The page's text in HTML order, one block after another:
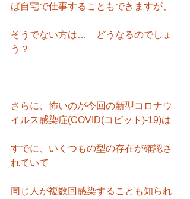
ば自宅で仕事することもできますが、
そうでない方は…　どうなるのでしょ
う？
さらに、怖いのが今回の新型コロナウ
イルス感染症(COVID(コビット)-19)は
すでに、いくつもの型の存在が確認さ
れていて
同じ人が複数回感染することも知られ